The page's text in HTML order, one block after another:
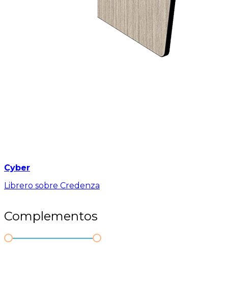
Cyber
Librero sobre Credenza
Complementos